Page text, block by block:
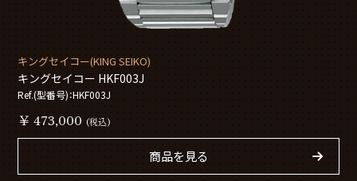
キングセイコー(KING SEIKO)
キングセイコー HKF003J
Ref.(型番号)：HKF003J
￥ 473,000 (税込)
商品を見る